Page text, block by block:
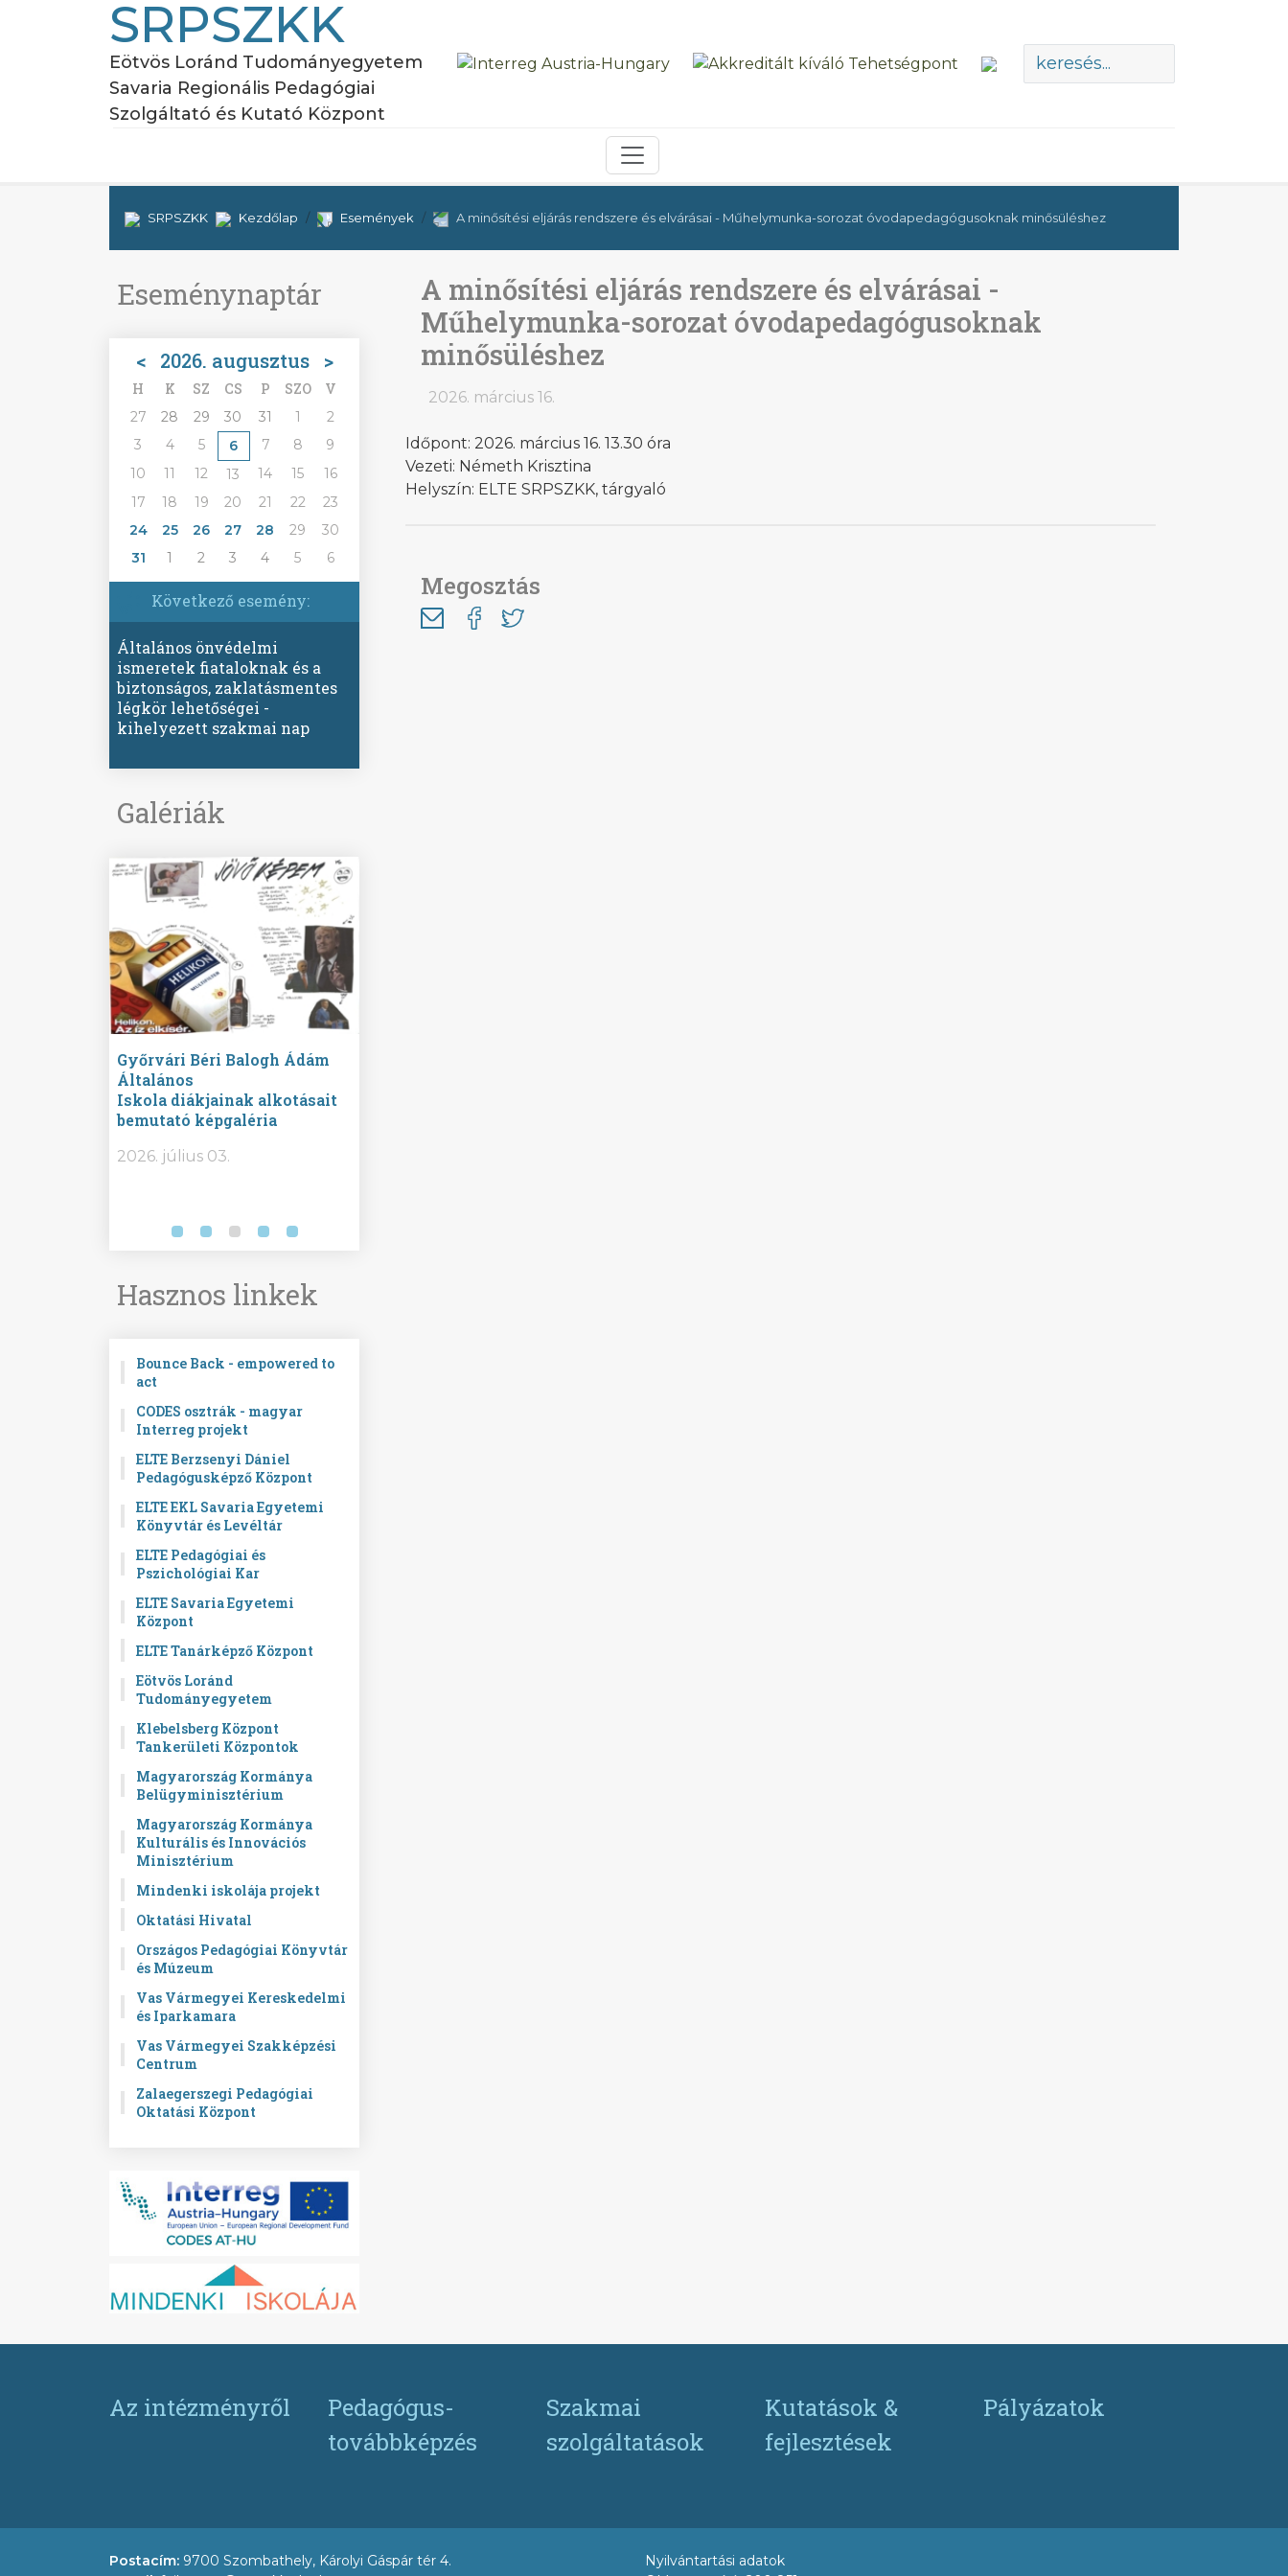
SRPSZKK
Eötvös Loránd Tudományegyetem
Savaria Regionális Pedagógiai
Szolgáltató és Kutató Központ
SRPSZKK Kezdőlap Események A minősítési eljárás rendszere és elvárásai - Műhelymunka-sorozat óvodapedagógusoknak minősüléshez
Eseménynaptár
< 2026. augusztus >
H K SZ CS P SZO V
27 28 29 30 31 1
2
3
4 5 6 7 8
9
10
11 12 13 14 15
16
17
18 19 20 21 22
23
24
25 26 27 28 29
30
31
1 2 3 4 5 6
Következő esemény:
Általános önvédelmi
ismeretek fiataloknak és a
biztonságos, zaklatásmentes
légkör lehetőségei -
kihelyezett szakmai nap
Galériák
Győrvári Béri Balogh Ádám
Általános
Iskola diákjainak alkotásait
bemutató képgaléria
2026. július 03.
Hasznos linkek
Bounce Back - empowered to
act
CODES osztrák - magyar
Interreg projekt
ELTE Berzsenyi Dániel
Pedagógusképző Központ
ELTE EKL Savaria Egyetemi
Könyvtár és Levéltár
ELTE Pedagógiai és
Pszichológiai Kar
ELTE Savaria Egyetemi
Központ
ELTE Tanárképző Központ
Eötvös Loránd
Tudományegyetem
Klebelsberg Központ
Tankerületi Központok
Magyarország Kormánya
Belügyminisztérium
Magyarország Kormánya
Kulturális és Innovációs
Minisztérium
Mindenki iskolája projekt
Oktatási Hivatal
Országos Pedagógiai Könyvtár
és Múzeum
Vas Vármegyei Kereskedelmi
és Iparkamara
Vas Vármegyei Szakképzési
Centrum
Zalaegerszegi Pedagógiai
Oktatási Központ
A minősítési eljárás rendszere és elvárásai -
Műhelymunka-sorozat óvodapedagógusoknak
minősüléshez
2026. március 16.
Időpont: 2026. március 16. 13.30 óra
Vezeti: Németh Krisztina
Helyszín: ELTE SRPSZKK, tárgyaló
Megosztás
Az intézményről
Pedagógus-
továbbképzés
Szakmai
szolgáltatások
Kutatások &
fejlesztések
Pályázatok
Postacím: 9700 Szombathely, Károlyi Gáspár tér 4.
Nyilvántartási adatok